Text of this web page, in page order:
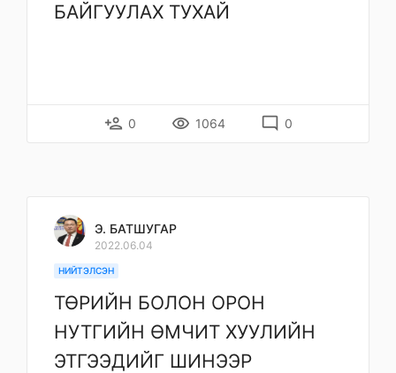
БАЙГУУЛАХ ТУХАЙ
person_add 0 remove_red_eye 1064 mode_comment 0
Э. БАТШУГАР
2022.06.04
НИЙТЭЛСЭН
ТӨРИЙН БОЛОН ОРОН
НУТГИЙН ӨМЧИТ ХУУЛИЙН
ЭТГЭЭДИЙГ ШИНЭЭР